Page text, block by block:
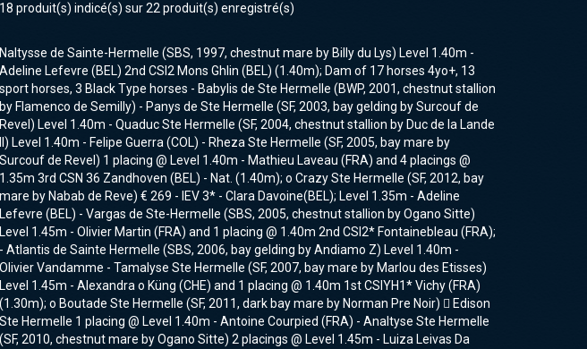
18 produit(s) indicé(s) sur 22 produit(s) enregistré(s)
Naltysse de Sainte-Hermelle (SBS, 1997, chestnut mare by Billy du Lys) Level 1.40m -
Adeline Lefevre (BEL) 2nd CSI2 Mons Ghlin (BEL) (1.40m); Dam of 17 horses 4yo+, 13
sport horses, 3 Black Type horses - Babylis de Ste Hermelle (BWP, 2001, chestnut stallion
by Flamenco de Semilly) - Panys de Ste Hermelle (SF, 2003, bay gelding by Surcouf de
Revel) Level 1.40m - Quaduc Ste Hermelle (SF, 2004, chestnut stallion by Duc de la Lande
II) Level 1.40m - Felipe Guerra (COL) - Rheza Ste Hermelle (SF, 2005, bay mare by
Surcouf de Revel) 1 placing @ Level 1.40m - Mathieu Laveau (FRA) and 4 placings @
1.35m 3rd CSN 36 Zandhoven (BEL) - Nat. (1.40m); o Crazy Ste Hermelle (SF, 2012, bay
mare by Nabab de Reve) € 269 - IEV 3* - Clara Davoine(BEL); Level 1.35m - Adeline
Lefevre (BEL) - Vargas de Ste-Hermelle (SBS, 2005, chestnut stallion by Ogano Sitte)
Level 1.45m - Olivier Martin (FRA) and 1 placing @ 1.40m 2nd CSI2* Fontainebleau (FRA);
- Atlantis de Sainte Hermelle (SBS, 2006, bay gelding by Andiamo Z) Level 1.40m -
Olivier Vandamme - Tamalyse Ste Hermelle (SF, 2007, bay mare by Marlou des Etisses)
Level 1.45m - Alexandra o Küng (CHE) and 1 placing @ 1.40m 1st CSIYH1* Vichy (FRA)
(1.30m); o Boutade Ste Hermelle (SF, 2011, dark bay mare by Norman Pre Noir)  Edison
Ste Hermelle 1 placing @ Level 1.40m - Antoine Courpied (FRA) - Analtyse Ste Hermelle
(SF, 2010, chestnut mare by Ogano Sitte) 2 placings @ Level 1.45m - Luiza Leivas Da